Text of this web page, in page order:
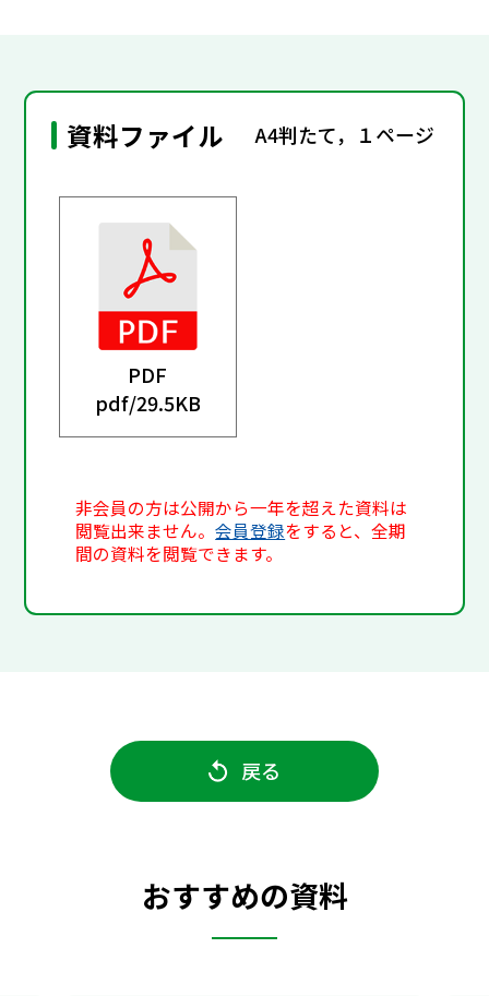
資料ファイル A4判たて，１ページ
PDF
pdf/29.5KB
非会員の方は公開から一年を超えた資料は
閲覧出来ません。会員登録をすると、全期
間の資料を閲覧できます。
戻る
おすすめの資料